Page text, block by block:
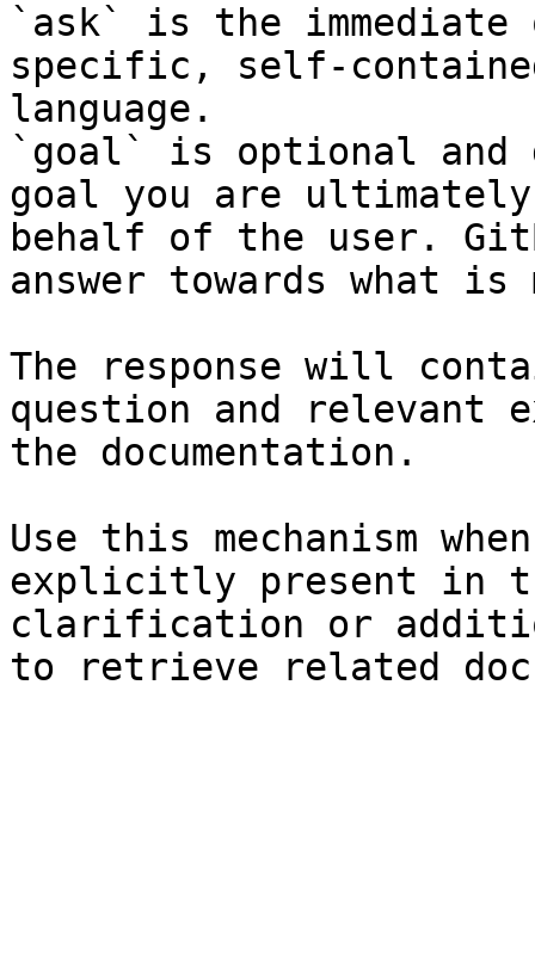
`ask` is the
specific, self-
language.
`goal` is optional and
goal you are
behalf of the user.
answer towards what
The response will
question and relevant
the documentation.
Use this mechanism
explicitly present in
clarification or